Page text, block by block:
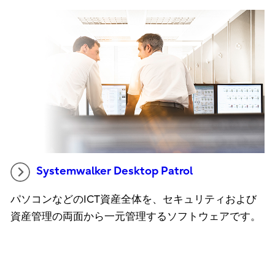
Systemwalker Desktop Patrol
パソコンなどのICT資産全体を、セキュリティおよび
資産管理の両面から一元管理するソフトウェアです。